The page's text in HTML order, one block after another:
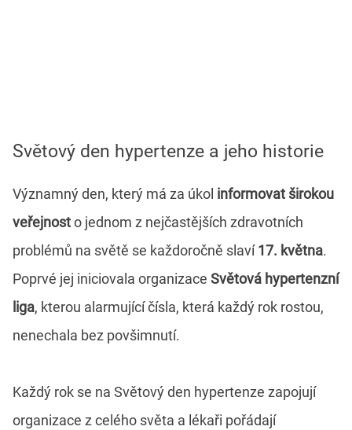
Světový den hypertenze a jeho historie
Významný den, který má za úkol informovat širokou
veřejnosto jednom z nejčastějších zdravotních
problémů na světě se každoročně slaví17. května.
Poprvé jej iniciovala organizace Světová hypertenzní
liga, kterou alarmující čísla, která každý rok rostou,
nenechala bez povšimnutí.
Každý rok se na Světový den hypertenze zapojují
organizace z celého světa a lékaři pořádají